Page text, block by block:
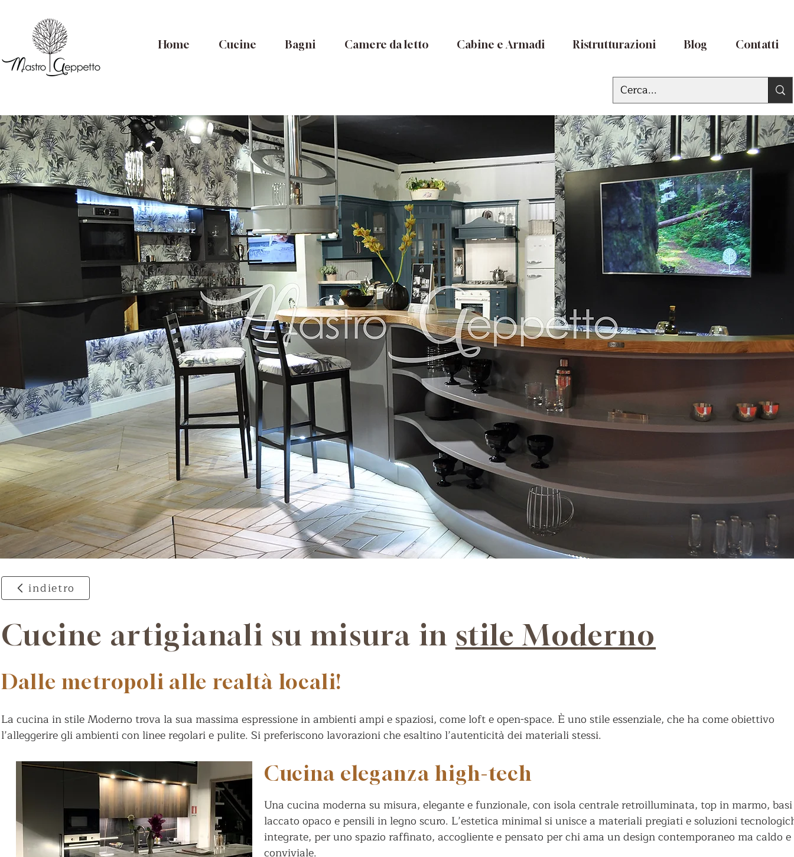
Home Cucine Bagni Camere da letto Cabine e Armadi Ristrutturazioni Blog Contatti
indietro
Cucine artigianali su misura in stile Moderno
Dalle metropoli alle realtà locali!
La cucina in stile Moderno trova la sua massima espressione in ambienti ampi e spaziosi, come loft e open-space. È uno stile essenziale, che ha come obiettivo
l’alleggerire gli ambienti con linee regolari e pulite. Si preferiscono lavorazioni che esaltino l’autenticità dei materiali stessi.
Cucina eleganza high-tech
Una cucina moderna su misura, elegante e funzionale, con isola centrale retroilluminata, top in marmo,
laccato opaco e pensili in legno scuro. L’estetica minimal si unisce a materiali pregiati e soluzioni
integrate, per uno spazio raffinato, accogliente e pensato per chi ama un design contemporaneo ma caldo e
conviviale.